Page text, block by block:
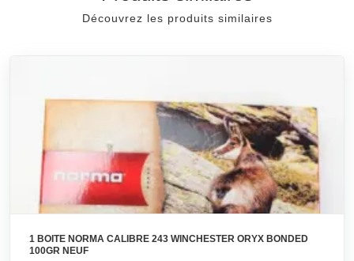
Découvrez les produits similaires
1 BOITE NORMA CALIBRE 243 WINCHESTER ORYX BONDED
100GR NEUF